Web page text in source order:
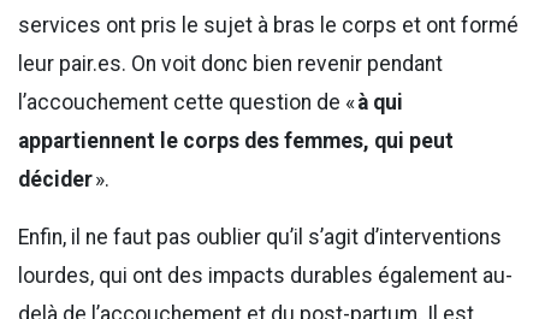
services ont pris le sujet à bras le corps et ont formé
leur pair.es. On voit donc bien revenir pendant
l’accouchement cette question de «à qui
appartiennent le corps des femmes, qui peut
décider».
Enfin, il ne faut pas oublier qu’il s’agit d’interventions
lourdes, qui ont des impacts durables également au-
delà de l’accouchement et du post-partum. Il est